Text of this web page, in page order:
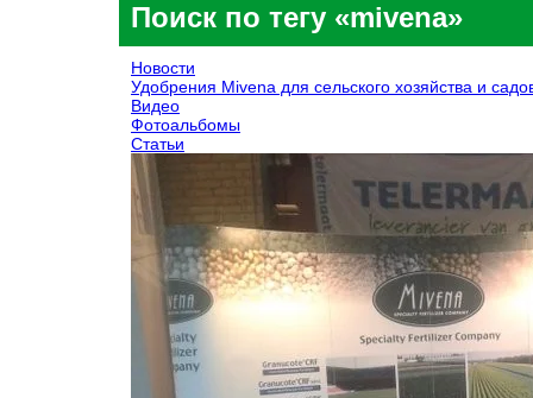
Поиск по тегу «mivena»
Новости
Удобрения Mivena для сельского хозяйства и
Видео
Фотоальбомы
Статьи